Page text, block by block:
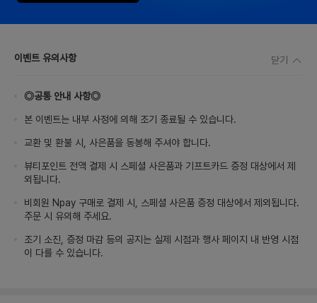
이벤트 유의사항 닫기
◎공통 안내 사항◎
본 이벤트는 내부 사정에 의해 조기 종료될 수 있습니다.
교환 및 환불 시, 사은품을 동봉해 주셔야 합니다.
뷰티포인트 전액 결제 시 스페셜 사은품과 기프트카드 증정 대상에서 제
외됩니다.
비회원 Npay 구매로 결제 시, 스페셜 사은품 증정 대상에서 제외됩니다.
주문 시 유의해 주세요.
조기 소진, 증정 마감 등의 공지는 실제 시점과 행사 페이지 내 반영 시점
이 다를 수 있습니다.